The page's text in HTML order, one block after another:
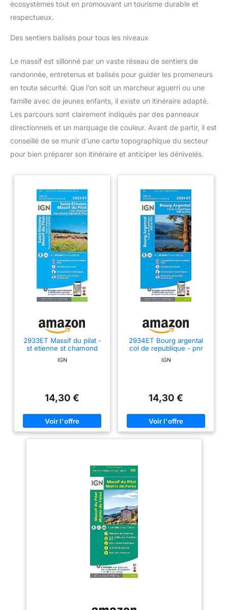
écosystèmes tout en promouvant un tourisme durable et
respectueux.
Des sentiers balisés pour tous les niveaux
Le massif est sillonné par un vaste réseau de sentiers de
randonnée, entretenus et balisés pour guider les promeneurs
en toute sécurité. Que l’on soit un marcheur aguerri ou une
famille avec de jeunes enfants, il existe un itinéraire adapté.
Les parcours sont clairement indiqués par des panneaux
directionnels et un marquage de couleur. Avant de partir, il est
conseillé de se munir d’une carte topographique du secteur
pour bien préparer son itinéraire et anticiper les dénivelés.
2933ET Massif du pilat -
st etienne st chamond
IGN
14,30 €
2934ET Bourg argental
col de republique - pnr
IGN
14,30 €